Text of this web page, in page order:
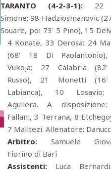
TARANTO (4-2-3-1):22
Simone; 98 Hadziosmanovic
Souare, poi 73' 5 Pino), 15
4 Konate, 33 Derosa; 24
(68' 18 Di
Vukoja; 27 Calabria
Russo), 21 Monetti
Labianca), 10
Aguilera. A
Fallani, 3 Terrana, 8
7 Malltezi. Allenatore:
Arbitro: Samuele
Fiorino di Bari
Assistenti: Luca